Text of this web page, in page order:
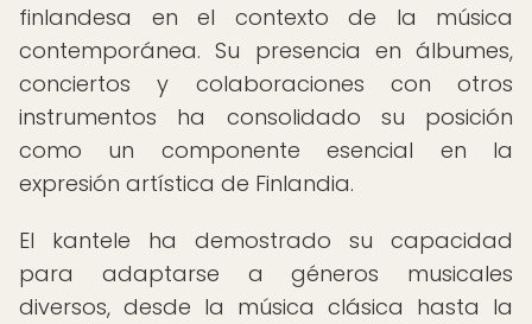
finlandesa en el contexto de la música
contemporánea. Su presencia en álbumes,
conciertos y colaboraciones con otros
instrumentos ha consolidado su posición
como un componente esencial en la
expresión artística de Finlandia.
El kantele ha demostrado su capacidad
para adaptarse a géneros musicales
diversos, desde la música clásica hasta la